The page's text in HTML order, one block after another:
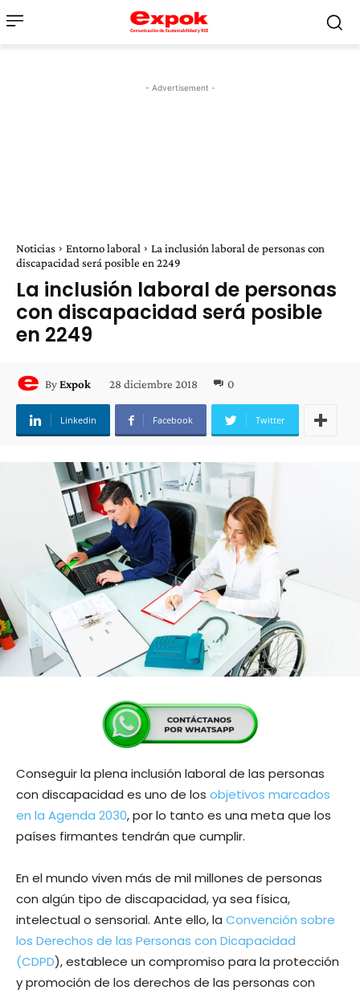
- Advertisement -
Noticias Entorno laboral
La inclusión laboral de personas con
discapacidad será posible en 2249
La inclusión laboral de personas
con discapacidad será posible
en 2249
ByExpok 28 diciembre 2018 0
Linkedin Facebook Twitter
Conseguir la plena inclusión laboral de las personas
con discapacidad es uno de los objetivos marcados
en la Agenda 2030, por lo tanto es una meta que los
países firmantes tendrán que cumplir.
En el mundo viven más de mil millones de personas
con algún tipo de discapacidad, ya sea física,
intelectual o sensorial. Ante ello, la Convención sobre
los Derechos de las Personas con Dicapacidad
(CDPD), establece un compromiso para la protección
y promoción de los derechos de las personas con